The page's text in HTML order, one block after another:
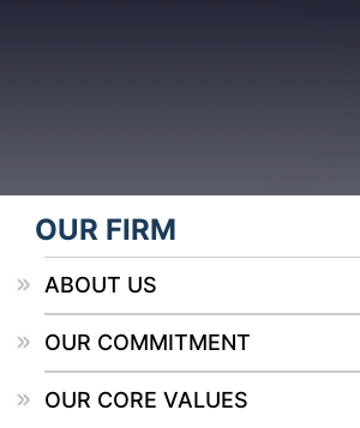
OUR FIRM
ABOUT US
OUR COMMITMENT
OUR CORE VALUES